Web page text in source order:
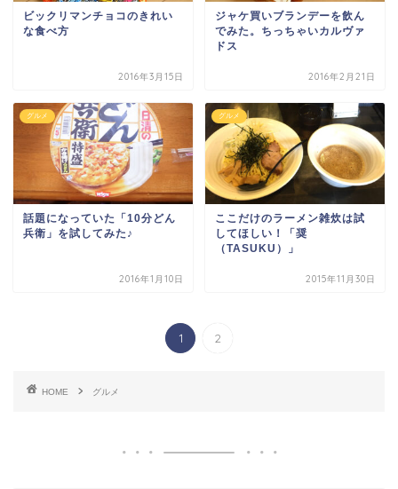
ビックリマンチョコのきれい
な食べ方
2016年3月15日
ジャケ買いブランデーを飲ん
でみた。ちっちゃいカルヴァ
ドス
2016年2月21日
グルメ
話題になっていた「10分どん
兵衛」を試してみた♪
2016年1月10日
グルメ
ここだけのラーメン雑炊は試
してほしい！「奨
（TASUKU）」
2015年11月30日
1 2
HOME グルメ